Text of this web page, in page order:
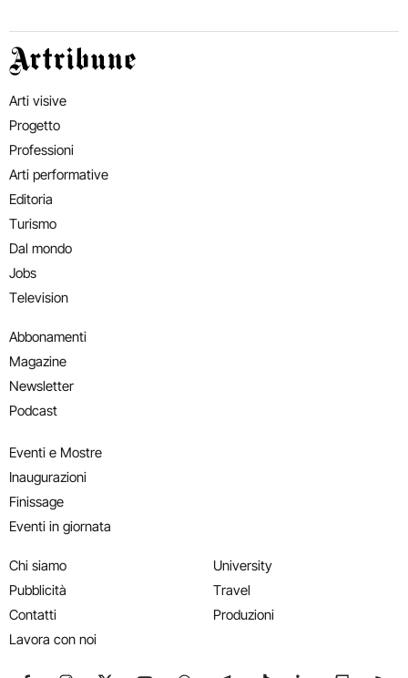
Artribune
Arti visive
Progetto
Professioni
Arti performative
Editoria
Turismo
Dal mondo
Jobs
Television
Abbonamenti
Magazine
Newsletter
Podcast
Eventi e Mostre
Inaugurazioni
Finissage
Eventi in giornata
Chi siamo
Pubblicità
Contatti
Lavora con noi
University
Travel
Produzioni